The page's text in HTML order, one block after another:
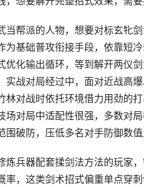
当帮派的人物，想要对标玄牝
为基础普攻衔接手段，依靠短
优化输出循环，等到解开两仪
实战对局经过中，面对近战高
林对战时依托环境借力用劲的
场对局中适配性很强，多数对
围破防，压低多名对手防御数
炼兵器配套揉剑法方法的玩家
率，这类剑术招式偏重单点穿